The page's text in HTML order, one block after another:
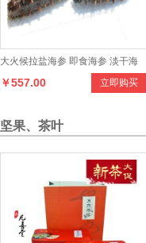
花生玉米粉（罐）
坚果、茶叶